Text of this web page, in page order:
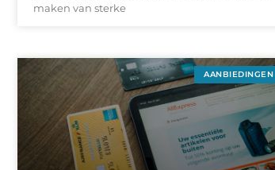
maken van sterke
AANBIEDINGEN